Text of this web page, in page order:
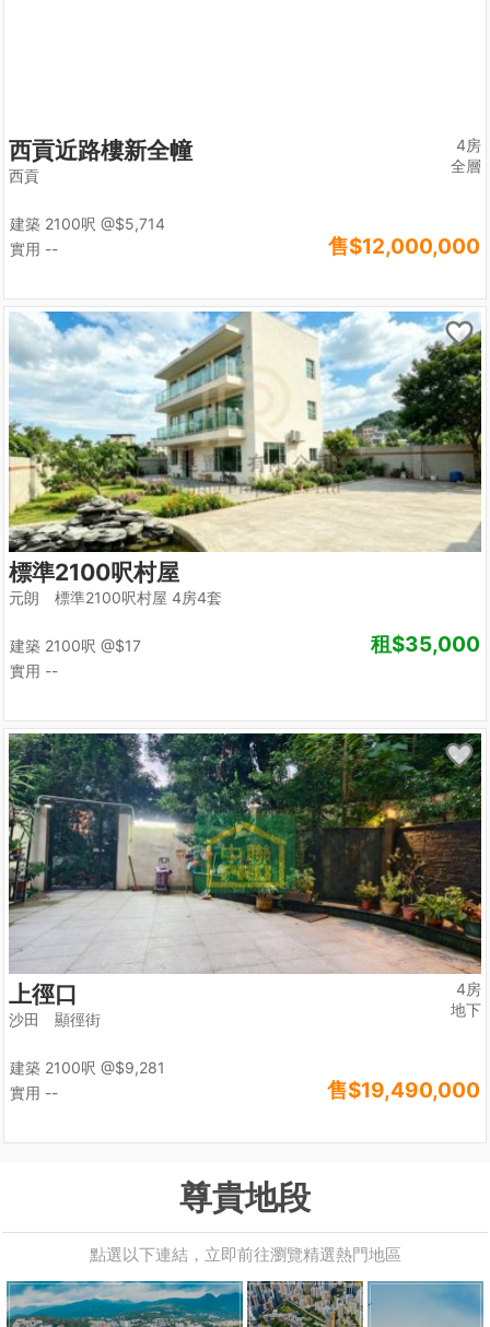
4房
全層
西貢近路樓新全幢
西貢
售$12,000,000
建築 2100呎 @$5,714
實用 --
標準2100呎村屋
元朗 標準2100呎村屋 4房4套
租$35,000
建築 2100呎 @$17
實用 --
4房
地下
上徑口
沙田 顯徑街
售$19,490,000
建築 2100呎 @$9,281
實用 --
尊貴地段
點選以下連結，立即前往瀏覽精選熱門地區